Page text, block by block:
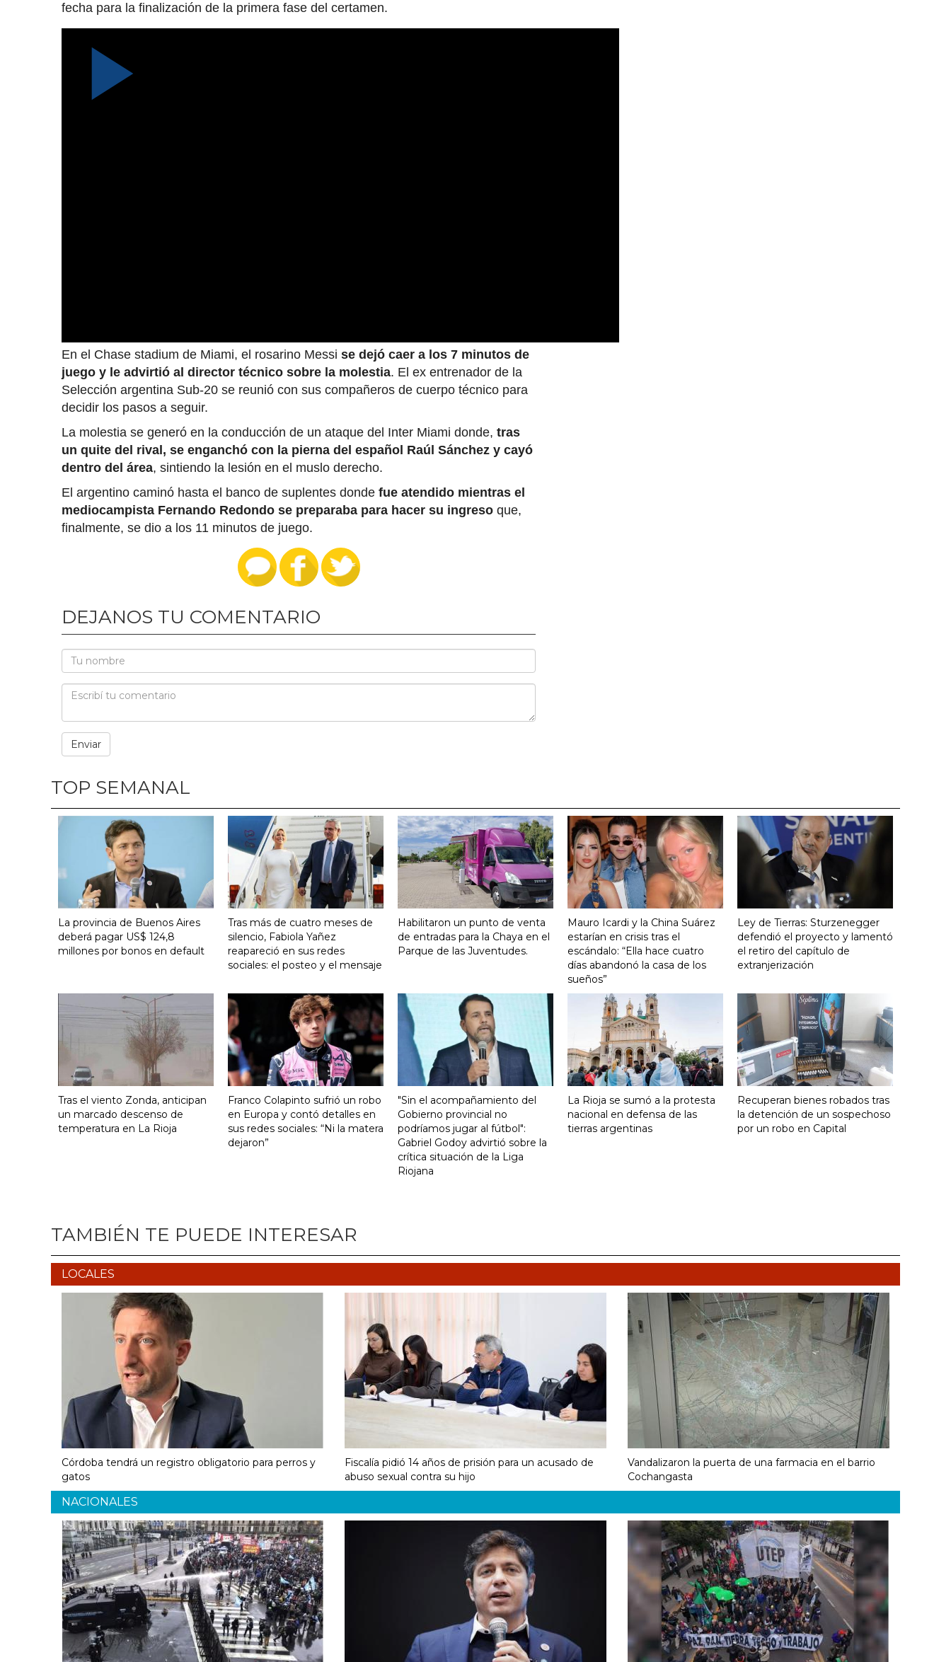
fecha para la finalización de la primera fase del certamen.
En el Chase stadium de Miami, el rosarino Messi se dejó caer a los 7 minutos de
juego y le advirtió al director técnico sobre la molestia. El ex entrenador de la
Selección argentina Sub-20 se reunió con sus compañeros de cuerpo técnico para
decidir los pasos a seguir.
La molestia se generó en la conducción de un ataque del Inter Miami donde, tras
un quite del rival, se enganchó con la pierna del español Raúl Sánchez y cayó
dentro del área, sintiendo la lesión en el muslo derecho.
El argentino caminó hasta el banco de suplentes donde fue atendido mientras el
mediocampista Fernando Redondo se preparaba para hacer su ingreso que,
finalmente, se dio a los 11 minutos de juego.
DEJANOS TU COMENTARIO
TOP SEMANAL
La provincia de Buenos Aires
deberá pagar US$ 124,8
millones por bonos en default
Tras más de cuatro meses de
silencio, Fabiola Yañez
reapareció en sus redes
sociales: el posteo y el mensaje
Habilitaron un punto de venta
de entradas para la Chaya en el
Parque de las Juventudes.
Mauro Icardi y la China Suárez
estarían en crisis tras el
escándalo: “Ella hace cuatro
días abandonó la casa de los
sueños”
Ley de Tierras: Sturzenegger
defendió el proyecto y lamentó
el retiro del capítulo de
extranjerización
Tras el viento Zonda, anticipan
un marcado descenso de
temperatura en La Rioja
Franco Colapinto sufrió un robo
en Europa y contó detalles en
sus redes sociales: “Ni la matera
dejaron”
"Sin el acompañamiento del
Gobierno provincial no
podríamos jugar al fútbol":
Gabriel Godoy advirtió sobre la
crítica situación de la Liga
Riojana
La Rioja se sumó a la protesta
nacional en defensa de las
tierras argentinas
Recuperan bienes robados tras
la detención de un sospechoso
por un robo en Capital
TAMBIÉN TE PUEDE INTERESAR
LOCALES
Córdoba tendrá un registro obligatorio para perros y
gatos
Fiscalía pidió 14 años de prisión para un acusado de
abuso sexual contra su hijo
Vandalizaron la puerta de una farmacia en el barrio
Cochangasta
NACIONALES